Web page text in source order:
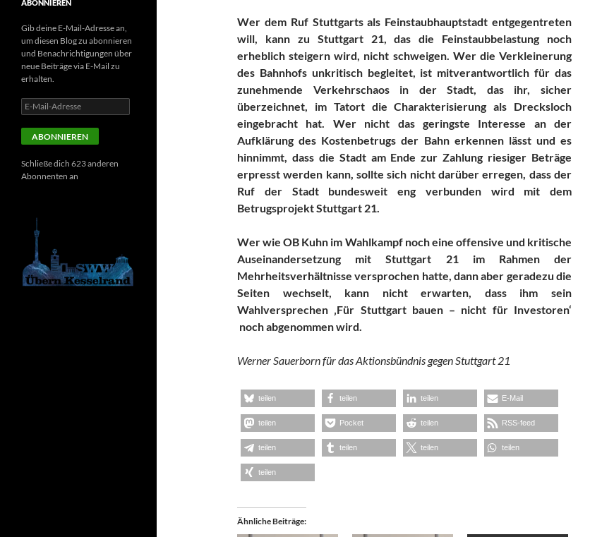
Wer dem Ruf Stuttgarts als Feinstaubhauptstadt entgegentreten
will, kann zu Stuttgart 21, das die Feinstaubbelastung noch
erheblich steigern wird, nicht schweigen. Wer die Verkleinerung
des Bahnhofs unkritisch begleitet, ist mitverantwortlich für das
zunehmende Verkehrschaos in der Stadt, das ihr, sicher
überzeichnet, im Tatort die Charakterisierung als Drecksloch
eingebracht hat. Wer nicht das geringste Interesse an der
Aufklärung des Kostenbetrugs der Bahn erkennen lässt und es
hinnimmt, dass die Stadt am Ende zur Zahlung riesiger Beträge
erpresst werden kann, sollte sich nicht darüber erregen, dass der
Ruf der Stadt bundesweit eng verbunden wird mit dem
Betrugsprojekt Stuttgart 21.
Wer wie OB Kuhn im Wahlkampf noch eine offensive und kritische
Auseinandersetzung mit Stuttgart 21 im Rahmen der
Mehrheitsverhältnisse versprochen hatte, dann aber geradezu die
Seiten wechselt, kann nicht erwarten, dass ihm sein
Wahlversprechen ‚Für Stuttgart bauen – nicht für Investoren‘
noch abgenommen wird.
Werner Sauerborn für das Aktionsbündnis gegen Stuttgart 21
teilen teilen teilen E-Mail
teilen Pocket teilen RSS-feed
teilen teilen teilen teilen
teilen
Ähnliche Beiträge
ABONNIEREN
Gib deine E-Mail-Adresse an,
um diesen Blog zu abonnieren
und Benachrichtigungen über
neue Beiträge via E-Mail zu
erhalten.
E-
Mail-
Adresse
ABONNIEREN
Schließe dich 623 anderen
Abonnenten an